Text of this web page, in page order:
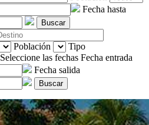
Fecha hasta
Buscar
Población
Tipo
Seleccione las fechas Fecha entrada
Fecha salida
Buscar